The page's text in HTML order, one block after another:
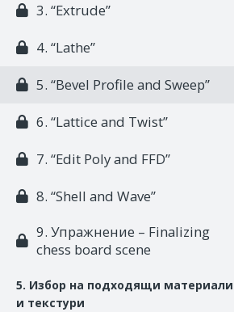
3. “Extrude”
4. “Lathe”
5. “Bevel Profile and Sweep”
6. “Lattice and Twist”
7. “Edit Poly and FFD”
8. “Shell and Wave”
9. Упражнение – Finalizing
chess board scene
5. Избор на подходящи материали
и текстури